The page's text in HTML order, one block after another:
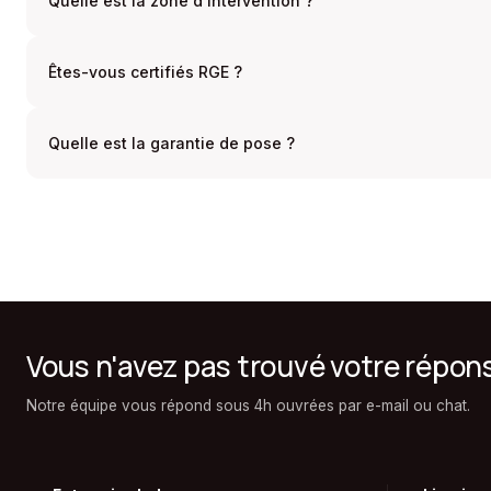
Êtes-vous certifiés RGE ?
Quelle est la garantie de pose ?
Vous n'avez pas trouvé votre
Notre équipe vous répond sous 4h ouvrées par e-mail ou chat.